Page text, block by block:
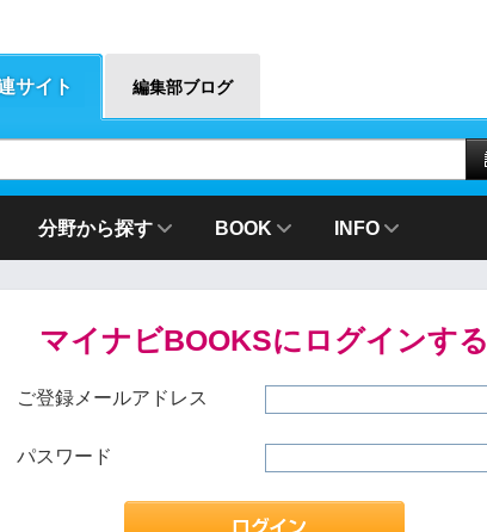
サイト 編集部ブログ
分野から探す BOOK INFO
マイナビBOOKSにログインする
ご登録メールアドレス
パスワード